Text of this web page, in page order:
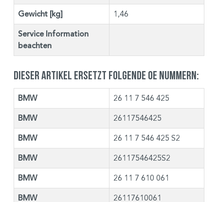
Gewicht [kg] 1,46
Service Information
beachten
Dieser Artikel ersetzt folgende OE Nummern:
BMW 26 11 7 546 425
BMW 26117546425
BMW 26 11 7 546 425 S2
BMW 26117546425S2
BMW 26 11 7 610 061
BMW 26117610061